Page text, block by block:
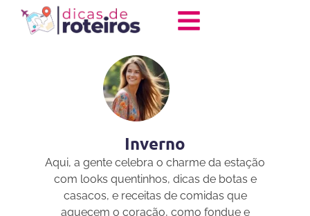
Inverno
Aqui, a gente celebra o charme da estação
com looks quentinhos, dicas de botas e
casacos, e receitas de comidas que
aquecem o coração, como fondue e